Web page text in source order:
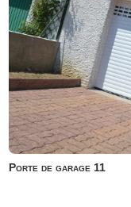
Porte de garage 11